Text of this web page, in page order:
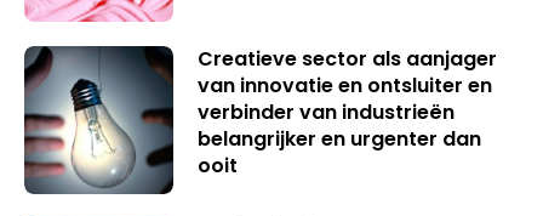
Creatieve sector als aanjager
van innovatie en ontsluiter en
verbinder van industrieën
belangrijker en urgenter dan
ooit